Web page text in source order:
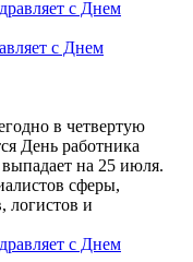
с Днем
в четвертую
День работника
на 25 июля.
сферы,
логистов и